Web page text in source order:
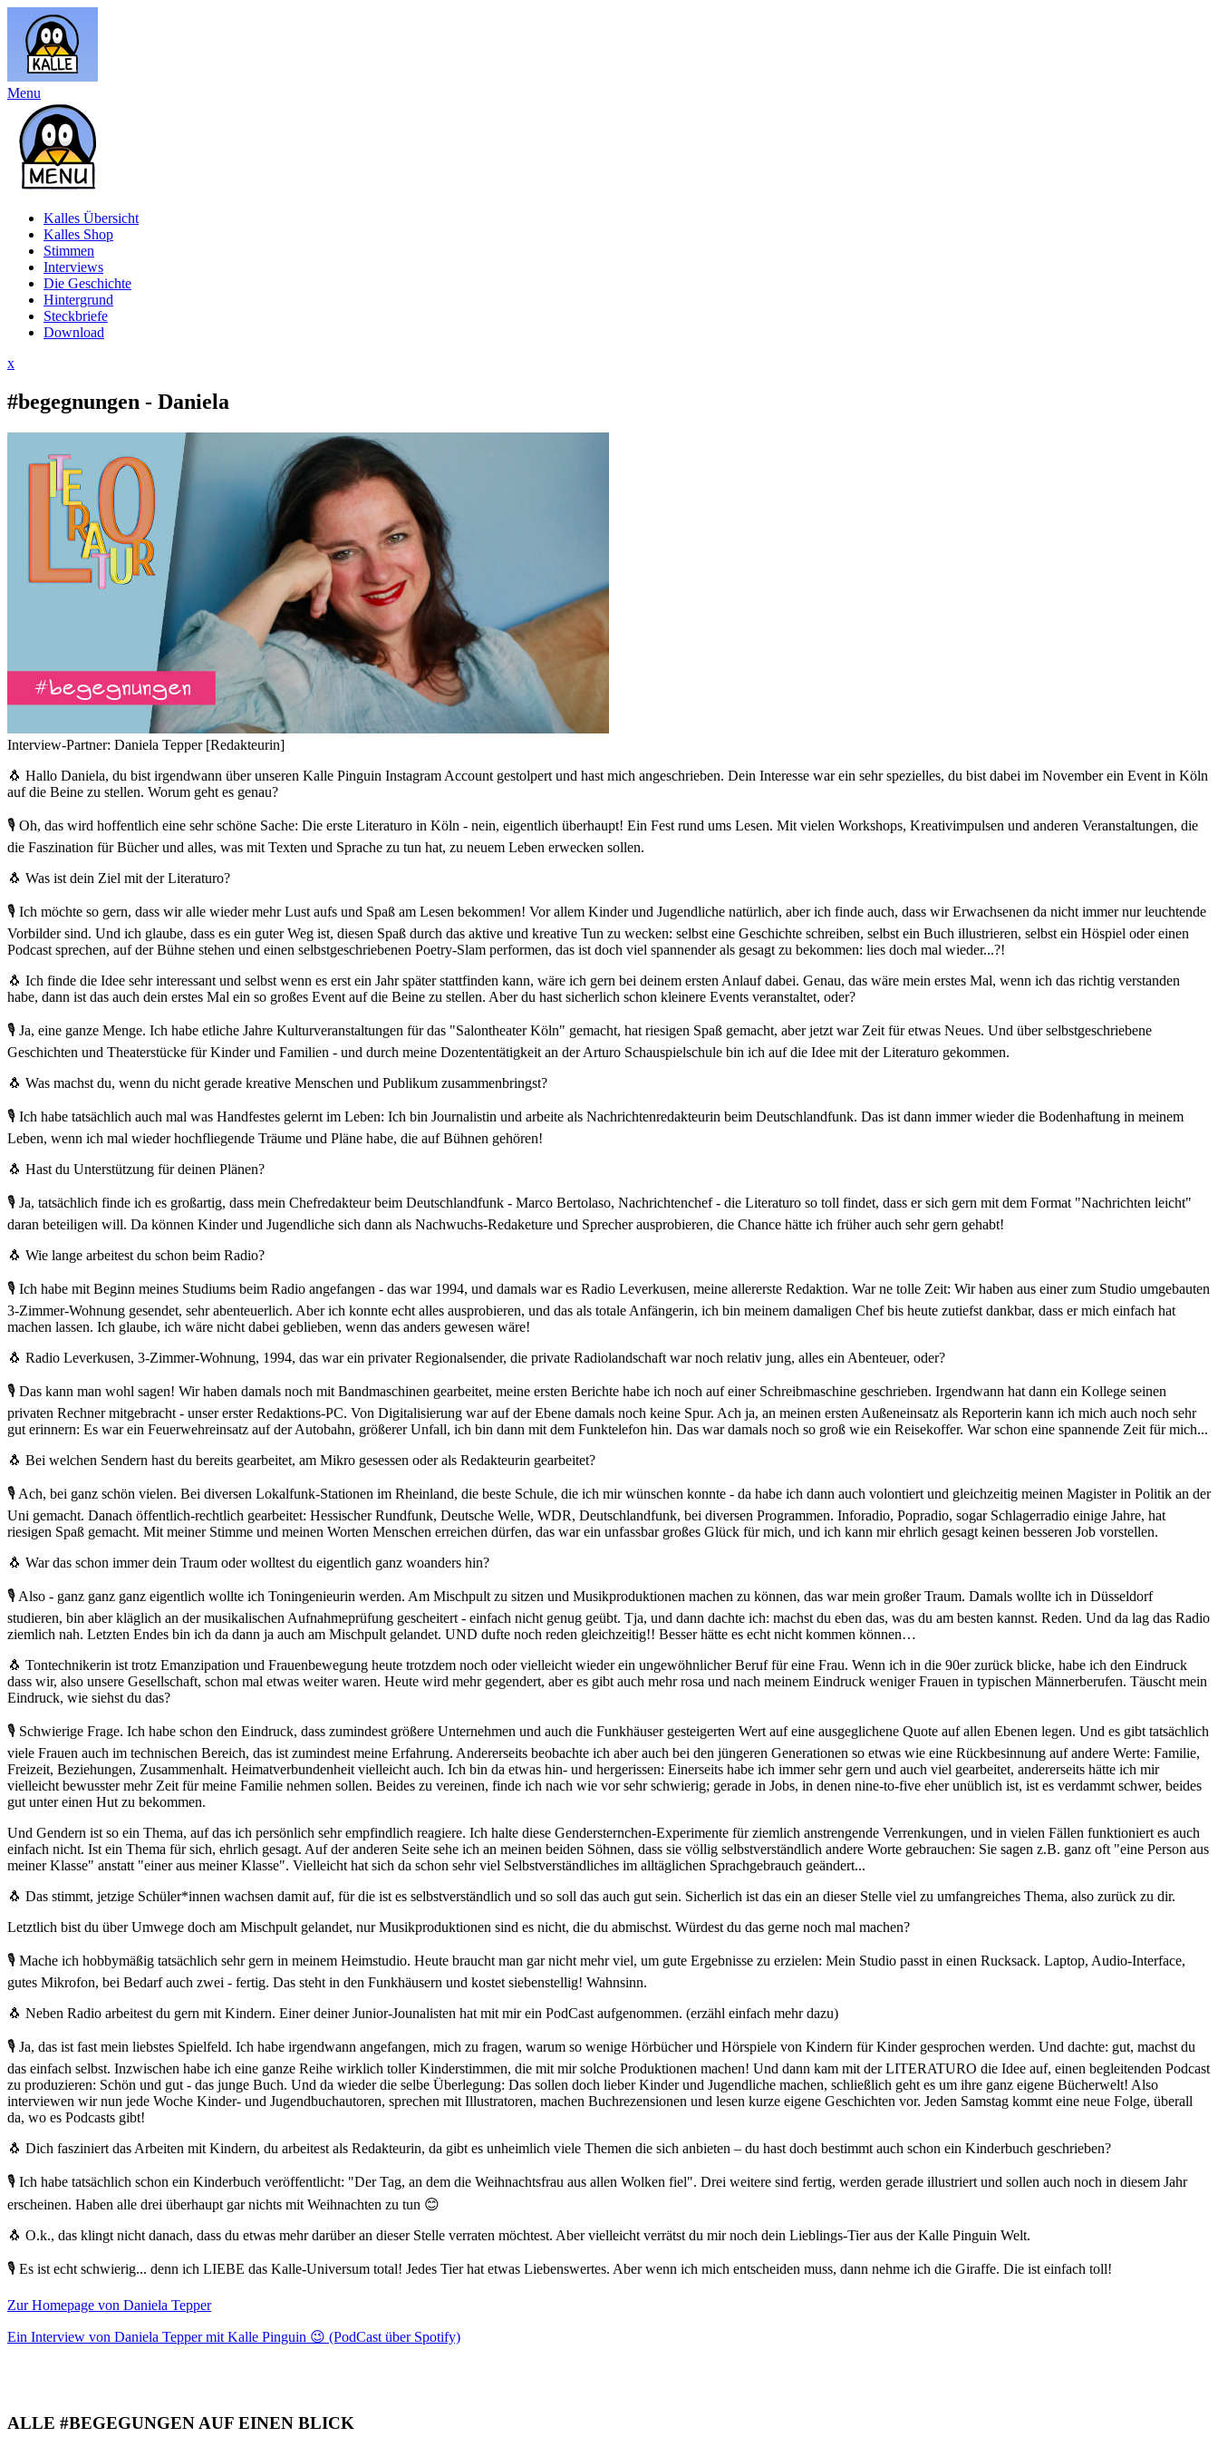
Menu
Kalles Übersicht
Kalles Shop
Stimmen
Interviews
Die Geschichte
Hintergrund
Steckbriefe
Download
x
#begegnungen - Daniela
Interview-Partner: Daniela Tepper [Redakteurin]
🐧 Hallo Daniela, du bist irgendwann über unseren Kalle Pinguin Instagram Account gestolpert und hast mich angeschrieben. Dein Interesse war ein sehr spezielles, du bist dabei im November ein Event in Köln
auf die Beine zu stellen. Worum geht es genau?
🎙 Oh, das wird hoffentlich eine sehr schöne Sache: Die erste Literaturo in Köln - nein, eigentlich überhaupt! Ein Fest rund ums Lesen. Mit vielen Workshops, Kreativimpulsen und anderen Veranstaltungen, die
die Faszination für Bücher und alles, was mit Texten und Sprache zu tun hat, zu neuem Leben erwecken sollen.
🐧 Was ist dein Ziel mit der Literaturo?
🎙 Ich möchte so gern, dass wir alle wieder mehr Lust aufs und Spaß am Lesen bekommen! Vor allem Kinder und Jugendliche natürlich, aber ich finde auch, dass wir Erwachsenen da nicht immer nur leuchtende
Vorbilder sind. Und ich glaube, dass es ein guter Weg ist, diesen Spaß durch das aktive und kreative Tun zu wecken: selbst eine Geschichte schreiben, selbst ein Buch illustrieren, selbst ein Höspiel oder einen
Podcast sprechen, auf der Bühne stehen und einen selbstgeschriebenen Poetry-Slam performen, das ist doch viel spannender als gesagt zu bekommen: lies doch mal wieder...?!
🐧 Ich finde die Idee sehr interessant und selbst wenn es erst ein Jahr später stattfinden kann, wäre ich gern bei deinem ersten Anlauf dabei. Genau, das wäre mein erstes Mal, wenn ich das richtig verstanden
habe, dann ist das auch dein erstes Mal ein so großes Event auf die Beine zu stellen. Aber du hast sicherlich schon kleinere Events veranstaltet, oder?
🎙 Ja, eine ganze Menge. Ich habe etliche Jahre Kulturveranstaltungen für das "Salontheater Köln" gemacht, hat riesigen Spaß gemacht, aber jetzt war Zeit für etwas Neues. Und über selbstgeschriebene
Geschichten und Theaterstücke für Kinder und Familien - und durch meine Dozententätigkeit an der Arturo Schauspielschule bin ich auf die Idee mit der Literaturo gekommen.
🐧 Was machst du, wenn du nicht gerade kreative Menschen und Publikum zusammenbringst?
🎙 Ich habe tatsächlich auch mal was Handfestes gelernt im Leben: Ich bin Journalistin und arbeite als Nachrichtenredakteurin beim Deutschlandfunk. Das ist dann immer wieder die Bodenhaftung in meinem
Leben, wenn ich mal wieder hochfliegende Träume und Pläne habe, die auf Bühnen gehören!
🐧 Hast du Unterstützung für deinen Plänen?
🎙 Ja, tatsächlich finde ich es großartig, dass mein Chefredakteur beim Deutschlandfunk - Marco Bertolaso, Nachrichtenchef - die Literaturo so toll findet, dass er sich gern mit dem Format "Nachrichten leicht"
daran beteiligen will. Da können Kinder und Jugendliche sich dann als Nachwuchs-Redaketure und Sprecher ausprobieren, die Chance hätte ich früher auch sehr gern gehabt!
🐧 Wie lange arbeitest du schon beim Radio?
🎙 Ich habe mit Beginn meines Studiums beim Radio angefangen - das war 1994, und damals war es Radio Leverkusen, meine allererste Redaktion. War ne tolle Zeit: Wir haben aus einer zum Studio umgebauten
3-Zimmer-Wohnung gesendet, sehr abenteuerlich. Aber ich konnte echt alles ausprobieren, und das als totale Anfängerin, ich bin meinem damaligen Chef bis heute zutiefst dankbar, dass er mich einfach hat
machen lassen. Ich glaube, ich wäre nicht dabei geblieben, wenn das anders gewesen wäre!
🐧 Radio Leverkusen, 3-Zimmer-Wohnung, 1994, das war ein privater Regionalsender, die private Radiolandschaft war noch relativ jung, alles ein Abenteuer, oder?
🎙 Das kann man wohl sagen! Wir haben damals noch mit Bandmaschinen gearbeitet, meine ersten Berichte habe ich noch auf einer Schreibmaschine geschrieben. Irgendwann hat dann ein Kollege seinen
privaten Rechner mitgebracht - unser erster Redaktions-PC. Von Digitalisierung war auf der Ebene damals noch keine Spur. Ach ja, an meinen ersten Außeneinsatz als Reporterin kann ich mich auch noch sehr
gut erinnern: Es war ein Feuerwehreinsatz auf der Autobahn, größerer Unfall, ich bin dann mit dem Funktelefon hin. Das war damals noch so groß wie ein Reisekoffer. War schon eine spannende Zeit für mich...
🐧 Bei welchen Sendern hast du bereits gearbeitet, am Mikro gesessen oder als Redakteurin gearbeitet?
🎙 Ach, bei ganz schön vielen. Bei diversen Lokalfunk-Stationen im Rheinland, die beste Schule, die ich mir wünschen konnte - da habe ich dann auch volontiert und gleichzeitig meinen Magister in Politik an der
Uni gemacht. Danach öffentlich-rechtlich gearbeitet: Hessischer Rundfunk, Deutsche Welle, WDR, Deutschlandfunk, bei diversen Programmen. Inforadio, Popradio, sogar Schlagerradio einige Jahre, hat
riesigen Spaß gemacht. Mit meiner Stimme und meinen Worten Menschen erreichen dürfen, das war ein unfassbar großes Glück für mich, und ich kann mir ehrlich gesagt keinen besseren Job vorstellen.
🐧 War das schon immer dein Traum oder wolltest du eigentlich ganz woanders hin?
🎙 Also - ganz ganz ganz eigentlich wollte ich Toningenieurin werden. Am Mischpult zu sitzen und Musikproduktionen machen zu können, das war mein großer Traum. Damals wollte ich in Düsseldorf
studieren, bin aber kläglich an der musikalischen Aufnahmeprüfung gescheitert - einfach nicht genug geübt. Tja, und dann dachte ich: machst du eben das, was du am besten kannst. Reden. Und da lag das Radio
ziemlich nah. Letzten Endes bin ich da dann ja auch am Mischpult gelandet. UND dufte noch reden gleichzeitig!! Besser hätte es echt nicht kommen können…
🐧 Tontechnikerin ist trotz Emanzipation und Frauenbewegung heute trotzdem noch oder vielleicht wieder ein ungewöhnlicher Beruf für eine Frau. Wenn ich in die 90er zurück blicke, habe ich den Eindruck
dass wir, also unsere Gesellschaft, schon mal etwas weiter waren. Heute wird mehr gegendert, aber es gibt auch mehr rosa und nach meinem Eindruck weniger Frauen in typischen Männerberufen. Täuscht mein
Eindruck, wie siehst du das?
🎙 Schwierige Frage. Ich habe schon den Eindruck, dass zumindest größere Unternehmen und auch die Funkhäuser gesteigerten Wert auf eine ausgeglichene Quote auf allen Ebenen legen. Und es gibt tatsächlich
viele Frauen auch im technischen Bereich, das ist zumindest meine Erfahrung. Andererseits beobachte ich aber auch bei den jüngeren Generationen so etwas wie eine Rückbesinnung auf andere Werte: Familie,
Freizeit, Beziehungen, Zusammenhalt. Heimatverbundenheit vielleicht auch. Ich bin da etwas hin- und hergerissen: Einerseits habe ich immer sehr gern und auch viel gearbeitet, andererseits hätte ich mir
vielleicht bewusster mehr Zeit für meine Familie nehmen sollen. Beides zu vereinen, finde ich nach wie vor sehr schwierig; gerade in Jobs, in denen nine-to-five eher unüblich ist, ist es verdammt schwer, beides
gut unter einen Hut zu bekommen.
Und Gendern ist so ein Thema, auf das ich persönlich sehr empfindlich reagiere. Ich halte diese Gendersternchen-Experimente für ziemlich anstrengende Verrenkungen, und in vielen Fällen funktioniert es auch
einfach nicht. Ist ein Thema für sich, ehrlich gesagt. Auf der anderen Seite sehe ich an meinen beiden Söhnen, dass sie völlig selbstverständlich andere Worte gebrauchen: Sie sagen z.B. ganz oft "eine Person aus
meiner Klasse" anstatt "einer aus meiner Klasse". Vielleicht hat sich da schon sehr viel Selbstverständliches im alltäglichen Sprachgebrauch geändert...
🐧 Das stimmt, jetzige Schüler*innen wachsen damit auf, für die ist es selbstverständlich und so soll das auch gut sein. Sicherlich ist das ein an dieser Stelle viel zu umfangreiches Thema, also zurück zu dir.
Letztlich bist du über Umwege doch am Mischpult gelandet, nur Musikproduktionen sind es nicht, die du abmischst. Würdest du das gerne noch mal machen?
🎙 Mache ich hobbymäßig tatsächlich sehr gern in meinem Heimstudio. Heute braucht man gar nicht mehr viel, um gute Ergebnisse zu erzielen: Mein Studio passt in einen Rucksack. Laptop, Audio-Interface,
gutes Mikrofon, bei Bedarf auch zwei - fertig. Das steht in den Funkhäusern und kostet siebenstellig! Wahnsinn.
🐧 Neben Radio arbeitest du gern mit Kindern. Einer deiner Junior-Jounalisten hat mit mir ein PodCast aufgenommen. (erzähl einfach mehr dazu)
🎙 Ja, das ist fast mein liebstes Spielfeld. Ich habe irgendwann angefangen, mich zu fragen, warum so wenige Hörbücher und Hörspiele von Kindern für Kinder gesprochen werden. Und dachte: gut, machst du
das einfach selbst. Inzwischen habe ich eine ganze Reihe wirklich toller Kinderstimmen, die mit mir solche Produktionen machen! Und dann kam mit der LITERATURO die Idee auf, einen begleitenden Podcast
zu produzieren: Schön und gut - das junge Buch. Und da wieder die selbe Überlegung: Das sollen doch lieber Kinder und Jugendliche machen, schließlich geht es um ihre ganz eigene Bücherwelt! Also
interviewen wir nun jede Woche Kinder- und Jugendbuchautoren, sprechen mit Illustratoren, machen Buchrezensionen und lesen kurze eigene Geschichten vor. Jeden Samstag kommt eine neue Folge, überall
da, wo es Podcasts gibt!
🐧 Dich fasziniert das Arbeiten mit Kindern, du arbeitest als Redakteurin, da gibt es unheimlich viele Themen die sich anbieten – du hast doch bestimmt auch schon ein Kinderbuch geschrieben?
🎙 Ich habe tatsächlich schon ein Kinderbuch veröffentlicht: "Der Tag, an dem die Weihnachtsfrau aus allen Wolken fiel". Drei weitere sind fertig, werden gerade illustriert und sollen auch noch in diesem Jahr
erscheinen. Haben alle drei überhaupt gar nichts mit Weihnachten zu tun 😊
🐧 O.k., das klingt nicht danach, dass du etwas mehr darüber an dieser Stelle verraten möchtest. Aber vielleicht verrätst du mir noch dein Lieblings-Tier aus der Kalle Pinguin Welt.
🎙 Es ist echt schwierig... denn ich LIEBE das Kalle-Universum total! Jedes Tier hat etwas Liebenswertes. Aber wenn ich mich entscheiden muss, dann nehme ich die Giraffe. Die ist einfach toll!
Zur Homepage von Daniela Tepper
Ein Interview von Daniela Tepper mit Kalle Pinguin 😉 (PodCast über Spotify)
ALLE #BEGEGUNGEN AUF EINEN BLICK